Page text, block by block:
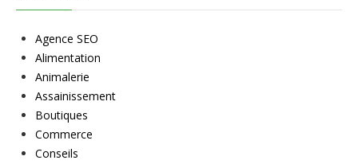
Agence SEO
Alimentation
Animalerie
Assainissement
Boutiques
Commerce
Conseils